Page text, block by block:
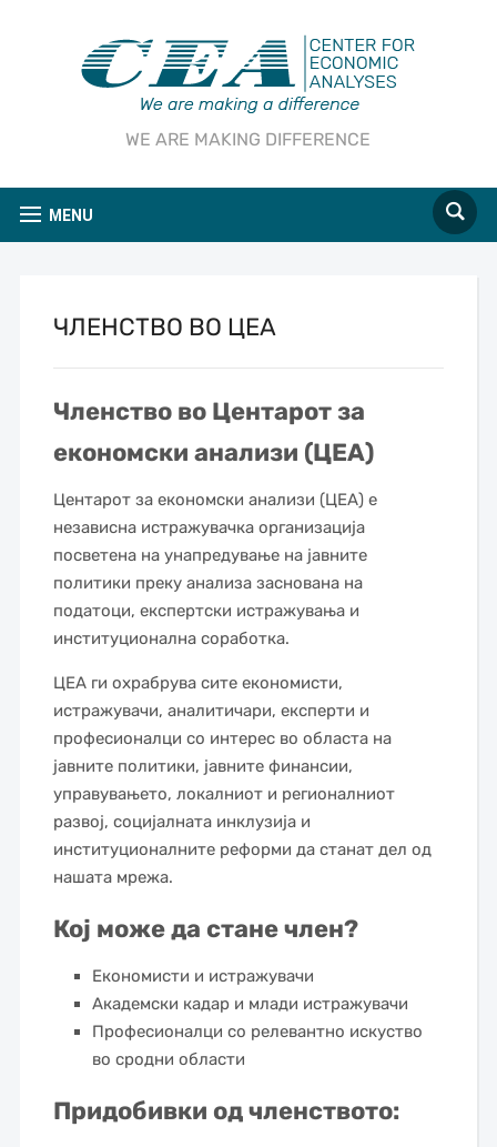
WE ARE MAKING DIFFERENCE
MENU
ЧЛЕНСТВО ВО ЦЕА
Членство во Центарот за
економски анализи (ЦЕА)
Центарот за економски анализи (ЦЕА) е
независна истражувачка организација
посветена на унапредување на јавните
политики преку анализа заснована на
податоци, експертски истражувања и
институционална соработка.
ЦЕА ги охрабрува сите економисти,
истражувачи, аналитичари, експерти и
професионалци со интерес во областа на
јавните политики, јавните финансии,
управувањето, локалниот и регионалниот
развој, социјалната инклузија и
институционалните реформи да станат дел од
нашата мрежа.
Кој може да стане член?
Економисти и истражувачи
Академски кадар и млади истражувачи
Професионалци со релевантно искуство
во сродни области
Придобивки од членството: